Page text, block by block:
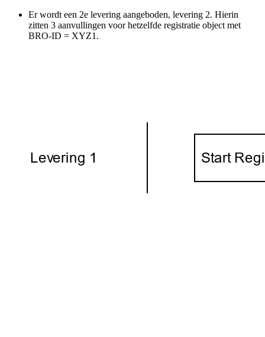
Er wordt een 2e levering aangeboden, levering 2. Hierin
zitten 3 aanvullingen voor hetzelfde registratie object met
BRO-ID = XYZ1.